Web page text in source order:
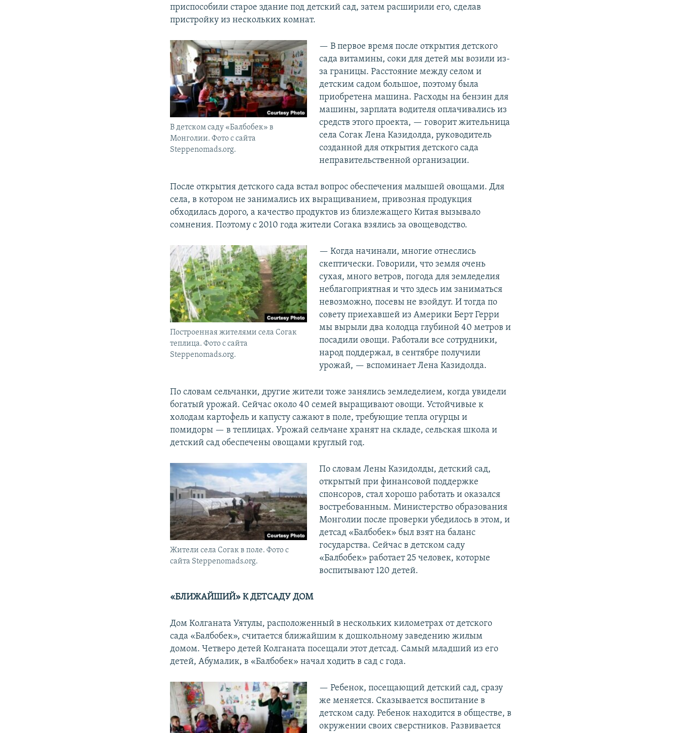
приспособили старое здание под детский сад, затем расширили его, сделав
пристройку из нескольких комнат.
В детском саду «Балбобек» в
Монголии. Фото с сайта
Steppenomads.org.
— В первое время после открытия детского
сада витамины, соки для детей мы возили из-
за границы. Расстояние между селом и
детским садом большое, поэтому была
приобретена машина. Расходы на бензин для
машины, зарплата водителя оплачивались из
средств этого проекта, — говорит жительница
села Согак Лена Казидолда, руководитель
созданной для открытия детского сада
неправительственной организации.
После открытия детского сада встал вопрос обеспечения малышей овощами. Для
села, в котором не занимались их выращиванием, привозная продукция
обходилась дорого, а качество продуктов из близлежащего Китая вызывало
сомнения. Поэтому с 2010 года жители Согака взялись за овощеводство.
Построенная жителями села Согак
теплица. Фото с сайта
Steppenomads.org.
— Когда начинали, многие отнеслись
скептически. Говорили, что земля очень
сухая, много ветров, погода для земледелия
неблагоприятная и что здесь им заниматься
невозможно, посевы не взойдут. И тогда по
совету приехавшей из Америки Берт Герри
мы вырыли два колодца глубиной 40 метров и
посадили овощи. Работали все сотрудники,
народ поддержал, в сентябре получили
урожай, — вспоминает Лена Казидолда.
По словам сельчанки, другие жители тоже занялись земледелием, когда увидели
богатый урожай. Сейчас около 40 семей выращивают овощи. Устойчивые к
холодам картофель и капусту сажают в поле, требующие тепла огурцы и
помидоры — в теплицах. Урожай сельчане хранят на складе, сельская школа и
детский сад обеспечены овощами круглый год.
Жители села Согак в поле. Фото с
сайта Steppenomads.org.
По словам Лены Казидолды, детский сад,
открытый при финансовой поддержке
спонсоров, стал хорошо работать и оказался
востребованным. Министерство образования
Монголии после проверки убедилось в этом, и
детсад «Балбобек» был взят на баланс
государства. Сейчас в детском саду
«Балбобек» работает 25 человек, которые
воспитывают 120 детей.
«БЛИЖАЙШИЙ» К ДЕТСАДУ ДОМ
Дом Колганата Уятулы, расположенный в нескольких километрах от детского
сада «Балбобек», считается ближайшим к дошкольному заведению жилым
домом. Четверо детей Колганата посещали этот детсад. Самый младший из его
детей, Абумалик, в «Балбобек» начал ходить в сад с года.
— Ребенок, посещающий детский сад, сразу
же меняется. Сказывается воспитание в
детском саду. Ребенок находится в обществе, в
окружении своих сверстников. Развивается